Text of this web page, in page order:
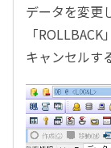
データを変更
「
キャンセルす